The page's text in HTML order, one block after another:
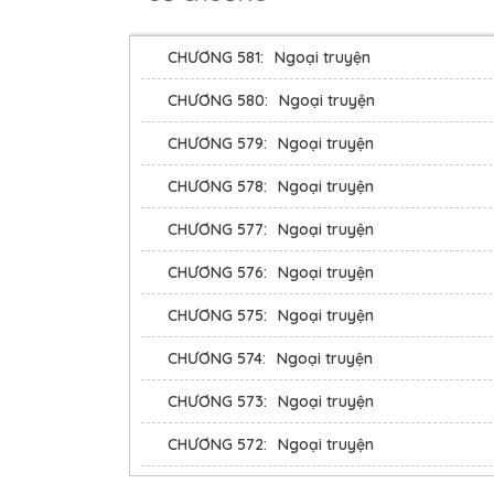
Và thế là, cậu
Đời chim coi
thứ ba học
Cắn chết mi!
Người đàn ông
Cậu bé lại
Rồi cậu nhóc
chỉ chăm
“…” Vân Hựu
năng tự an ủi
CHƯƠNG 581: Ngoại truyện
CHƯƠNG 580: Ngoại truyện
CHƯƠNG 579: Ngoại truyện
CHƯƠNG 578: Ngoại truyện
CHƯƠNG 577: Ngoại truyện
CHƯƠNG 576: Ngoại truyện
CHƯƠNG 575: Ngoại truyện
CHƯƠNG 574: Ngoại truyện
CHƯƠNG 573: Ngoại truyện
CHƯƠNG 572: Ngoại truyện